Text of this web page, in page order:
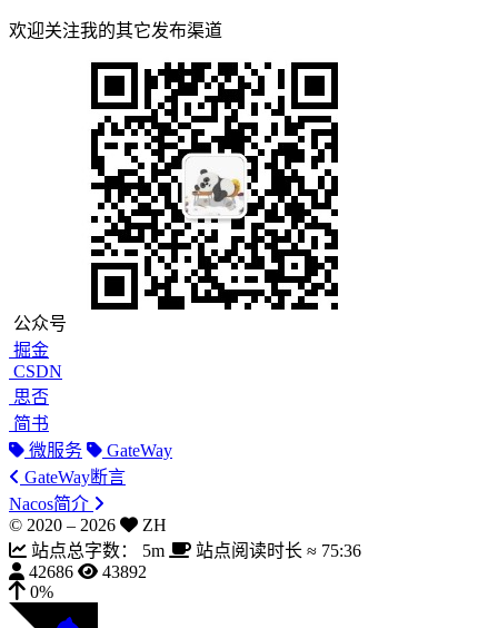
欢迎关注我的其它发布渠道
公众号
掘金
CSDN
思否
简书
微服务
GateWay
GateWay断言
Nacos简介
© 2020 – 2026
ZH
站点总字数：
5m 站点阅读时长 ≈ 75:36
42686
43892
0%